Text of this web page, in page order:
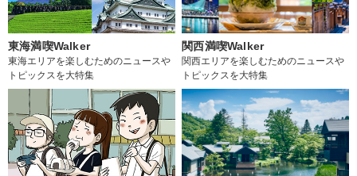
東海満喫Walker
東海エリアを楽しむためのニュースや
トピックスを大特集
関西満喫Walker
関西エリアを楽しむためのニュースや
トピックスを大特集